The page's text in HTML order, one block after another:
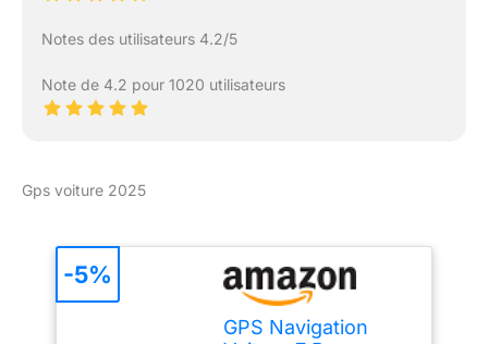
générations
manquez jamais un
de vitesse grâce à des
notifications en direct et
voyager en toute
sécurité ; après le
Notes des utilisateurs 4.2/5
Note de 4.2 pour 1020 utilisateurs
Gps voiture 2025
GPS Navigation
-5%